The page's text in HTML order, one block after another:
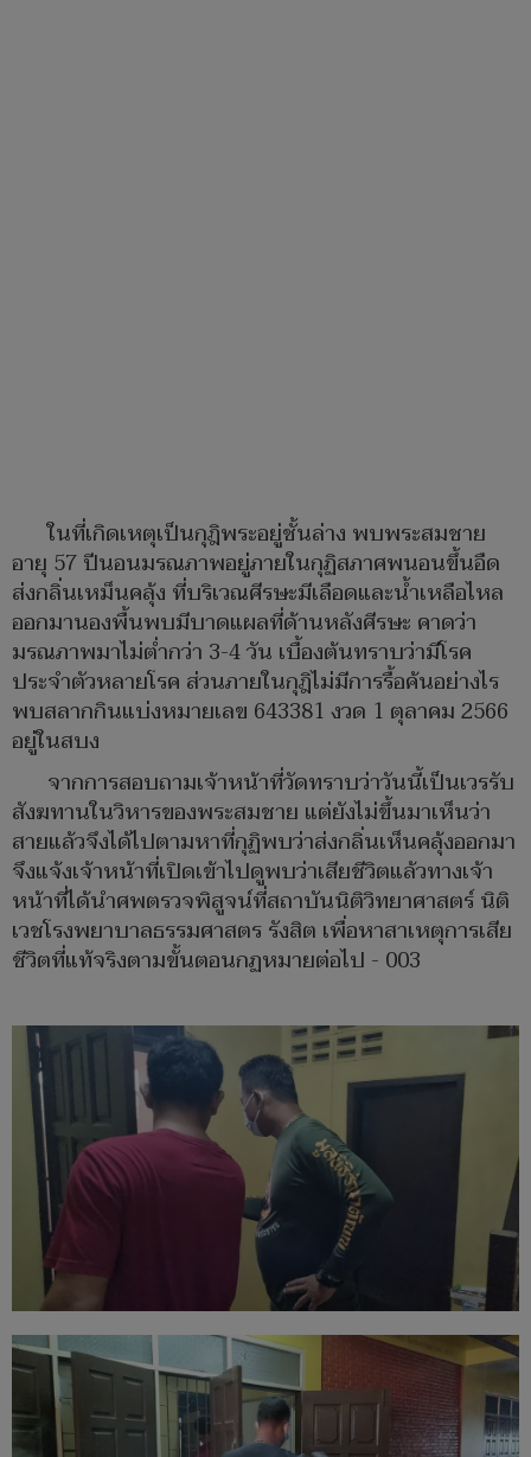
ในที่เกิดเหตุเป็นกุฎิพระอยู่ชั้นล่าง พบพระสมชาย
อายุ 57 ปีนอนมรณภาพอยู่ภายในกุฏิสภาศพนอนขึ้นอืด
ส่งกลิ่นเหม็นคลุ้ง ที่บริเวณศีรษะมีเลือดและน้ำเหลือไหล
ออกมานองพื้นพบมีบาดแผลที่ด้านหลังศีรษะ คาดว่า
มรณภาพมาไม่ต่ำกว่า 3-4 วัน เบื้องต้นทราบว่ามีโรค
ประจำตัวหลายโรค ส่วนภายในกุฎิไม่มีการรื้อค้นอย่างไร
พบสลากกินแบ่งหมายเลข 643381 งวด 1 ตุลาคม 2566
อยู่ในสบง
จากการสอบถามเจ้าหน้าที่วัดทราบว่าวันนี้เป็นเวรรับ
สังฆทานในวิหารของพระสมชาย แต่ยังไม่ขึ้นมาเห็นว่า
สายแล้วจึงได้ไปตามหาที่กุฏิพบว่าส่งกลิ่นเห็นคลุ้งออกมา
จึงแจ้งเจ้าหน้าที่เปิดเข้าไปดูพบว่าเสียชีวิตแล้วทางเจ้า
หน้าที่ได้นำศพตรวจพิสูจน์ที่สถาบันนิติวิทยาศาสตร์ นิติ
เวชโรงพยาบาลธรรมศาสตร รังสิต เพื่อหาสาเหตุการเสีย
ชีวิตที่แท้จริงตามขั้นตอนกฏหมายต่อไป - 003